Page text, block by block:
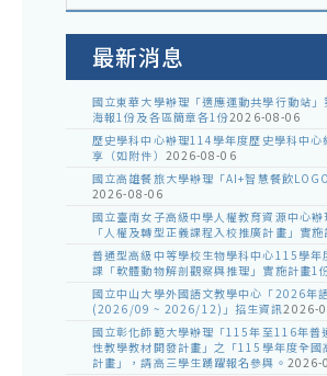
室
最新消息
國立東華大學辦理「適應運動共學行動站
海報1份及各區簡章各1份2026-08-06
歷史學科中心辦理114學年度歷史學科中心
享（如附件） 2026-08-06
國立高雄餐旅大學辦理「AI+智慧餐飲
2026-08-06
國立臺南女子高級中學人權教育資源中心
「人權及轉型正義課程入校推廣計畫」實
普通型高級中等學校生物學科中心115學年
課「軟體動物解剖觀察與推理」實施計畫1
國立中山大學外國語文教學中心「2026年
(2026/09 ~ 2026/12)」招生資訊2026-
國立彰化師範大學辦理「115年至116年普
性教學教材開發計畫」之「115學年度全國
計畫」，請高三學生踴躍報名參與。 2026-